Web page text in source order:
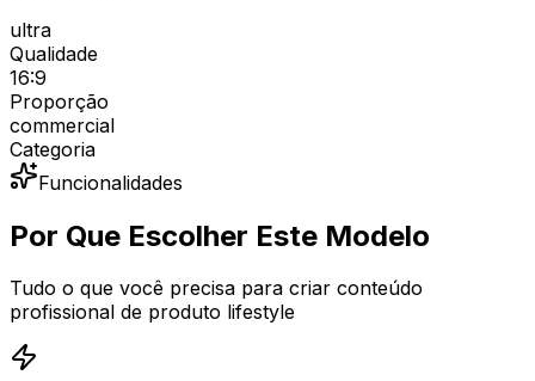
ultra
Qualidade
16:9
Proporção
commercial
Categoria
Funcionalidades
Por Que Escolher Este Modelo
Tudo o que você precisa para criar conteúdo
profissional de produto lifestyle